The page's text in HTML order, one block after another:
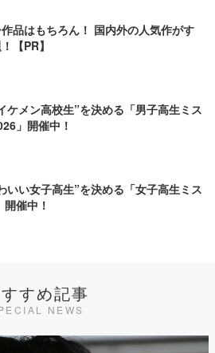
品はもちろん！ 国内外の人気作がす
【PR】
ケメン高校生”を決める「男子高生ミス
」開催中！
いい女子高生”を決める「女子高生ミス
催中！
すめ記事
NEWS